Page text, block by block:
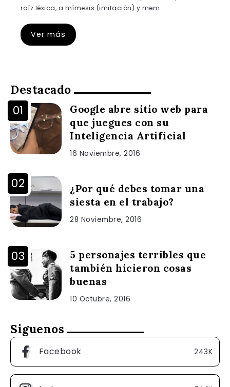
raíz léxica, a mímesis (imitación) y mem...
Ver más
Destacado
Google abre sitio web para
que juegues con su
Inteligencia Artificial
16 Noviembre, 2016
¿Por qué debes tomar una
siesta en el trabajo?
28 Noviembre, 2016
5 personajes terribles que
también hicieron cosas
buenas
10 Octubre, 2016
Siguenos
Facebook 243K